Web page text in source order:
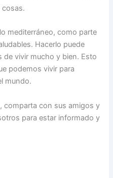
cosas.
mediterráneo, como parte
Hacerlo puede
de vivir mucho y bien. Esto
podemos vivir para
mundo.
comparta con sus amigos y
para estar informado y